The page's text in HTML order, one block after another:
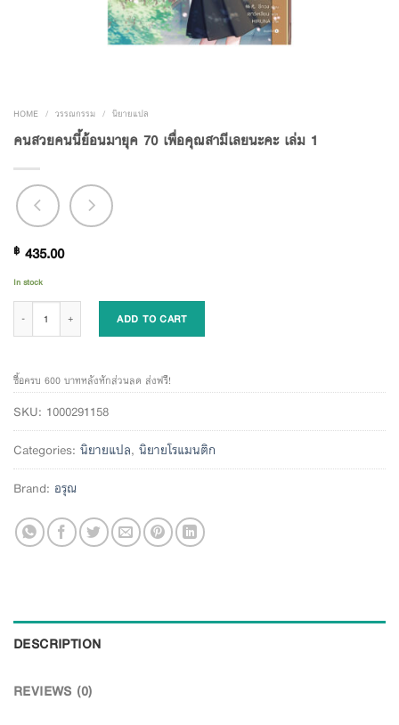
HOME / วรรณกรรม / นิยายแปล
คนสวยคนนี้ย้อนมายุค 70 เพื่อคุณสามีเลยนะคะ เล่ม 1
฿ 435.00
In stock
ADD TO CART
ซื้อครบ 600 บาทหลังหักส่วนลด ส่งฟรี!
SKU: 1000291158
Categories: นิยายแปล, นิยายโรแมนติก
Brand: อรุณ
DESCRIPTION
REVIEWS (0)